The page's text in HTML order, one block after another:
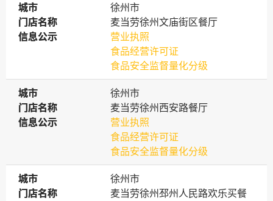
城市
城市
徐州市
门店名称
门店名称
麦当劳徐州文庙街区餐厅
信息公示
信息公示
营业执照
食品经营许可证
食品安全监督量化分级
城市
城市
徐州市
门店名称
门店名称
麦当劳徐州西安路餐厅
信息公示
信息公示
营业执照
食品经营许可证
食品安全监督量化分级
城市
城市
徐州市
门店名称
门店名称
麦当劳徐州邳州人民路欢乐买餐